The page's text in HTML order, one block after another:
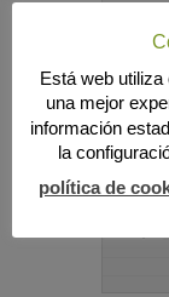
9:00 pm
10:00 pm
Está web
una mejor
información
la
política de